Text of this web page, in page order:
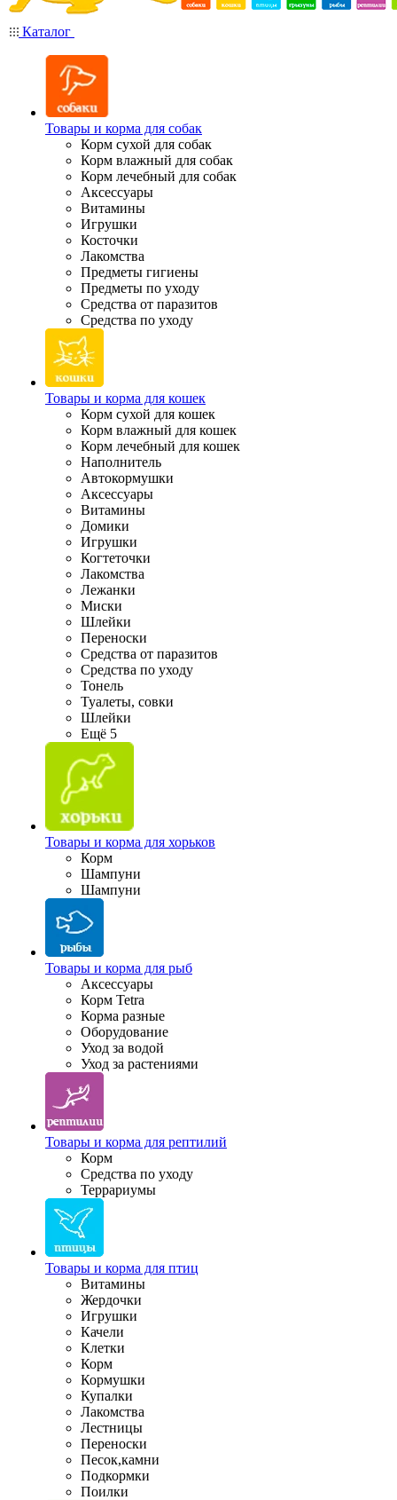
Каталог
Товары и корма для собак
Корм сухой для собак
Корм влажный для собак
Корм лечебный для собак
Аксессуары
Витамины
Игрушки
Косточки
Лакомства
Предметы гигиены
Предметы по уходу
Средства от паразитов
Средства по уходу
Товары и корма для кошек
Корм сухой для кошек
Корм влажный для кошек
Корм лечебный для кошек
Наполнитель
Автокормушки
Аксессуары
Витамины
Домики
Игрушки
Когтеточки
Лакомства
Лежанки
Миски
Шлейки
Переноски
Средства от паразитов
Средства по уходу
Тонель
Туалеты, совки
Шлейки
Ещё 5
Товары и корма для хорьков
Корм
Шампуни
Шампуни
Товары и корма для рыб
Аксессуары
Корм Tetra
Корма разные
Оборудование
Уход за водой
Уход за растениями
Товары и корма для рептилий
Корм
Средства по уходу
Террариумы
Товары и корма для птиц
Витамины
Жердочки
Игрушки
Качели
Клетки
Корм
Кормушки
Купалки
Лакомства
Лестницы
Переноски
Песок,камни
Подкормки
Поилки